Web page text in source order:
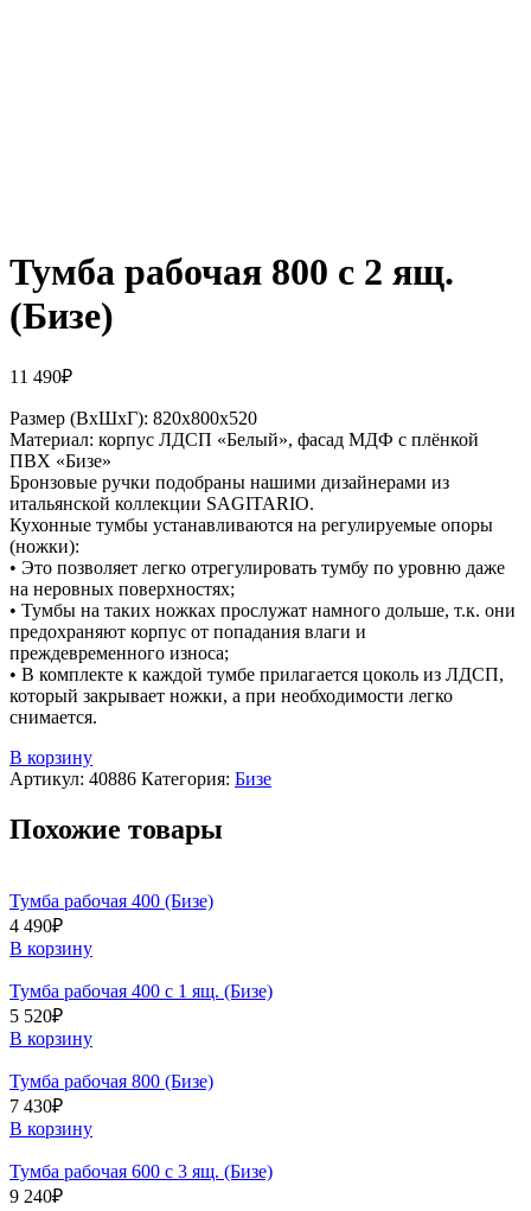
Тумба рабочая 800 с 2 ящ.
(Бизе)
11 490₽
Размер (ВхШхГ): 820х800х520
Материал: корпус ЛДСП «Белый», фасад МДФ с плёнкой
ПВХ «Бизе»
Бронзовые ручки подобраны нашими дизайнерами из
итальянской коллекции SAGITARIO.
Кухонные тумбы устанавливаются на регулируемые опоры
(ножки):
• Это позволяет легко отрегулировать тумбу по уровню даже
на неровных поверхностях;
• Тумбы на таких ножках прослужат намного дольше, т.к. они
предохраняют корпус от попадания влаги и
преждевременного износа;
• В комплекте к каждой тумбе прилагается цоколь из ЛДСП,
который закрывает ножки, а при необходимости легко
снимается.
В корзину
Артикул: 40886 Категория: Бизе
Похожие товары
Тумба рабочая 400 (Бизе)
4 490₽
В корзину
Тумба рабочая 400 с 1 ящ. (Бизе)
5 520₽
В корзину
Тумба рабочая 800 (Бизе)
7 430₽
В корзину
Тумба рабочая 600 с 3 ящ. (Бизе)
9 240₽